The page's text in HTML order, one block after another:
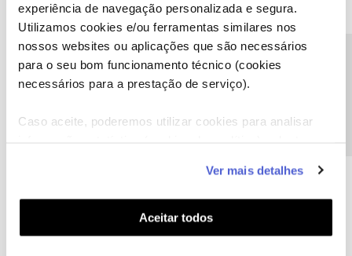
experiência de navegação personalizada e segura.
Utilizamos cookies e/ou ferramentas similares nos
nossos websites ou aplicações que são necessários
para o seu bom funcionamento técnico (cookies
necessários para a prestação de serviço).
Caso aceite, poderemos utilizar cookies para analisar
funcionalidades (cookies de personalização e
funcionalidade) e adaptar anúncios aos seus interesses
(cookies de publicidade personalizada). Pode gerir a
utilização dos cookies clicando em "Configurar
Ver mais detalhes
Aceitar todos
Descubra as novidades de julho
Hall of Fame de julho